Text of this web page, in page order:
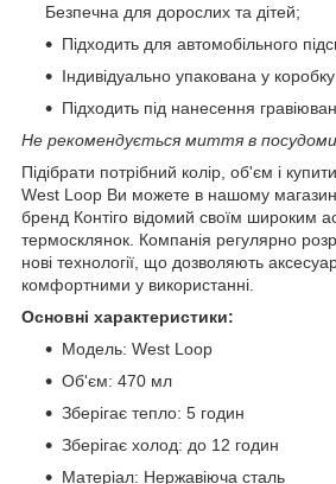
Безпечна для дорослих та дітей;
Підходить для автомобільного
Індивідуально упакована у
Підходить під нанесення
Не рекомендується миття в
Підібрати потрібний колір, об'єм і
West Loop Ви можете в нашому
бренд Контіго відомий своїм широким
термосклянок. Компанія регулярно
нові технології, що дозволяють
комфортними у використанні.
Основні характеристики:
Модель: West Loop
Об'єм: 470 мл
Зберігає тепло: 5 годин
Зберігає холод: до 12 годин
Матеріал: Нержавіюча сталь